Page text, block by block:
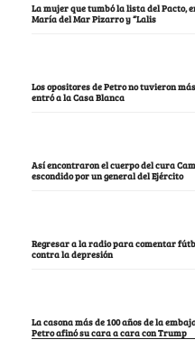
La mujer que tumbó la lista del Pacto,
María del Mar Pizarro y “Lalis
Los opositores de Petro no tuvieron
entró a la Casa Blanca
Así encontraron el cuerpo del cura
escondido por un general del Ejército
Regresar a la radio para comentar
contra la depresión
La casona más de 100 años de la
Petro afinó su cara a cara con Trump